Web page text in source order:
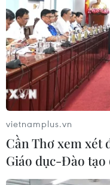
vietnamplus.vn
Cần Thơ xem xét
Giáo dục-Đào tạo